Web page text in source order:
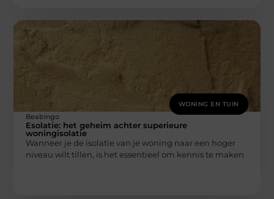
WONING EN TUIN
Beabingo
Esolatie: het geheim achter superieure
woningisolatie
Wanneer je de isolatie van je woning naar een hoger
niveau wilt tillen, is het essentieel om kennis te maken